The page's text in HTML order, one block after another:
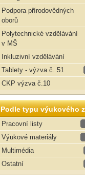
Podpora přírodovědných
oborů
Polytechnické vzdělávání
v MŠ
Inkluzivní vzdělávání
Tablety - výzva č. 51
CKP výzva č.10
Podle typu výukového
Pracovní listy
Výukové materiály
Multimédia
Ostatní